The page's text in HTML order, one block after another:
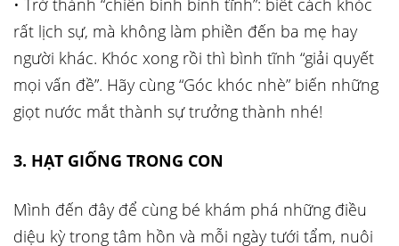
• Trở thành “chiến binh bình tĩnh”: biết cách khóc
rất lịch sự, mà không làm phiền đến ba mẹ hay
người khác. Khóc xong rồi thì bình tĩnh “giải quyết
mọi vấn đề”. Hãy cùng “Góc khóc nhè” biến những
giọt nước mắt thành sự trưởng thành nhé!
3. HẠT GIỐNG TRONG CON
Mình đến đây để cùng bé khám phá những điều
diệu kỳ trong tâm hồn và mỗi ngày tưới tẩm, nuôi